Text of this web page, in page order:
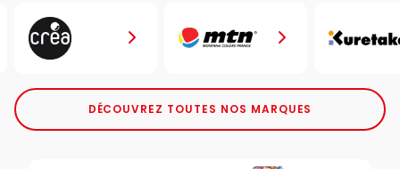
DÉCOUVREZ TOUTES NOS MARQUES